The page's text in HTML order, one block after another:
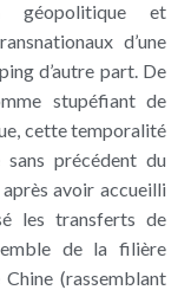
géopolitique et
d’une
d’autre part. De
stupéfiant de
cette temporalité
précédent du
avoir accueilli
les transferts de
de la filière
(rassemblant